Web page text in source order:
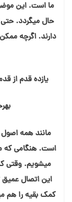
ما است. این
دارند. اگرچه
یازده قدم از
مانند همه اصول
است. هنگامی که
میشویم. وقتی
این اتصال عمیق
کمک بقیه را هم